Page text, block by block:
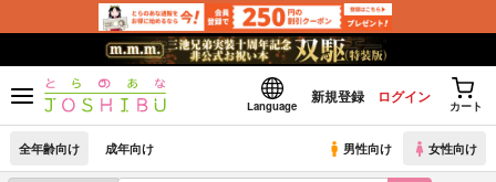
Language
新規登録 ログイン
カート
全年齢向け 成年向け 男性向け 女性向け